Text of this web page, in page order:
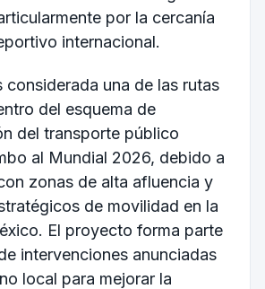
por la cercanía
internacional.
considerada una de las rutas
del esquema de
del transporte público
al Mundial 2026, debido a
zonas de alta afluencia y
de movilidad en la
El proyecto forma parte
intervenciones anunciadas
local para mejorar la